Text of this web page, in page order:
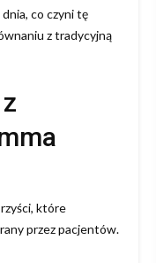
co czyni tę
z tradycyjną
które
przez pacjentów.